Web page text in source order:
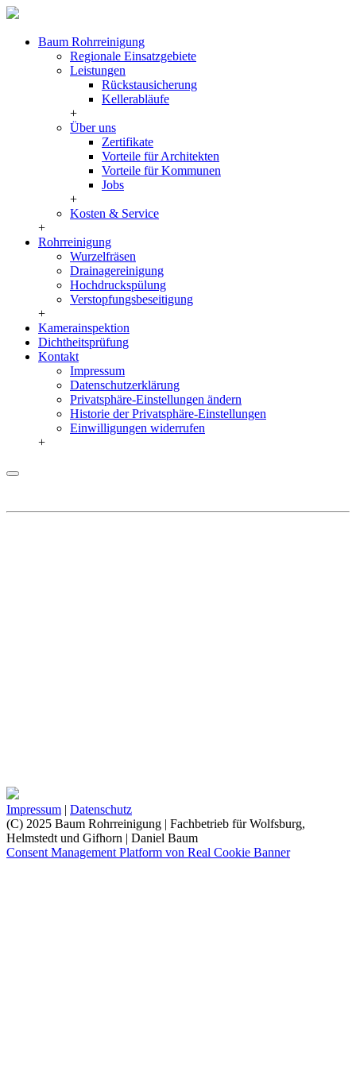
Baum Rohrreinigung
Regionale Einsatzgebiete
Leistungen
Rückstausicherung
Kellerabläufe
+
Über uns
Zertifikate
Vorteile für Architekten
Vorteile für Kommunen
Jobs
+
Kosten & Service
+
Rohrreinigung
Wurzelfräsen
Drainagereinigung
Hochdruckspülung
Verstopfungsbeseitigung
+
Kamerainspektion
Dichtheitsprüfung
Kontakt
Impressum
Datenschutzerklärung
Privatsphäre-Einstellungen ändern
Historie der Privatsphäre-Einstellungen
Einwilligungen widerrufen
+
Impressum | Datenschutz
(C) 2025 Baum Rohrreinigung | Fachbetrieb für Wolfsburg,
Helmstedt und Gifhorn | Daniel Baum
Consent Management Platform von Real Cookie Banner